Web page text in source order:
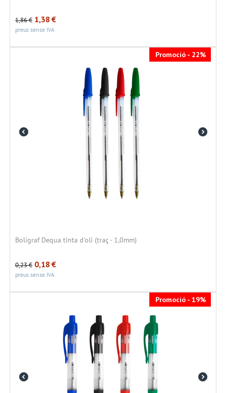
1,86€ 1,38 €
preus sense IVA
Promoció - 22%
Bolígraf Dequa tinta d'oli (traç - 1,0mm)
0,23€ 0,18 €
preus sense IVA
Promoció - 19%